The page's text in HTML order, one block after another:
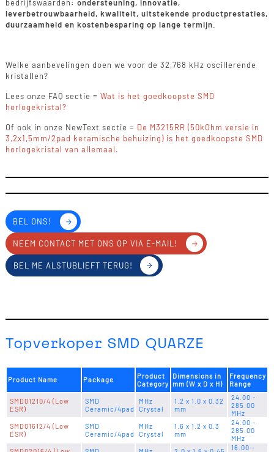
bedrijfswaarden: ondersteuning, innovatie,
leverbetrouwbaarheid, kwaliteit, uitstekende productprestaties,
duurzaamheid en kostenbesparing op lange termijn.
Welke aanbevelingen doen we voor de 32,768 kHz oscillerende
kristallen?
Lees onze FAQ sectie = Wat is het goedkoopste SMD
horlogekristal?
Of ook in onze NewText sectie = De M3215RR (50kOhm versie in
3,2x1,5mm/2pad keramische behuizing) is het goedkoopste SMD
horlogekristal van allemaal.
BEL ONS!
NEEM CONTACT MET ONS OP VIA E-MAIL!
BEL ME ALSTUBLIEFT TERUG!
Topverkoper SMD QUARZE
Product Name Package
Product
Category
Dimensions in
mm (W x D x H)
Frequency
Range
SMD01210/4 (Low
ESR)
SMD
Ceramic/4pad
MHz
Crystal
1.2 x 1.0 x 0.32
mm
24.00 -
285.00
MHz
SMD01612/4 (Low
ESR)
SMD
Ceramic/4pad
MHz
Crystal
1.6 x 1.2 x 0.3
mm
24.00 -
285.00
MHz
16.00 -